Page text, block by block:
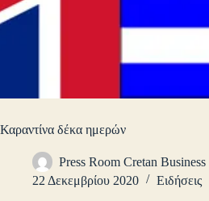
Καραντίνα δέκα ημερών
Press Room Cretan Business
22 Δεκεμβρίου 2020
Ειδήσεις